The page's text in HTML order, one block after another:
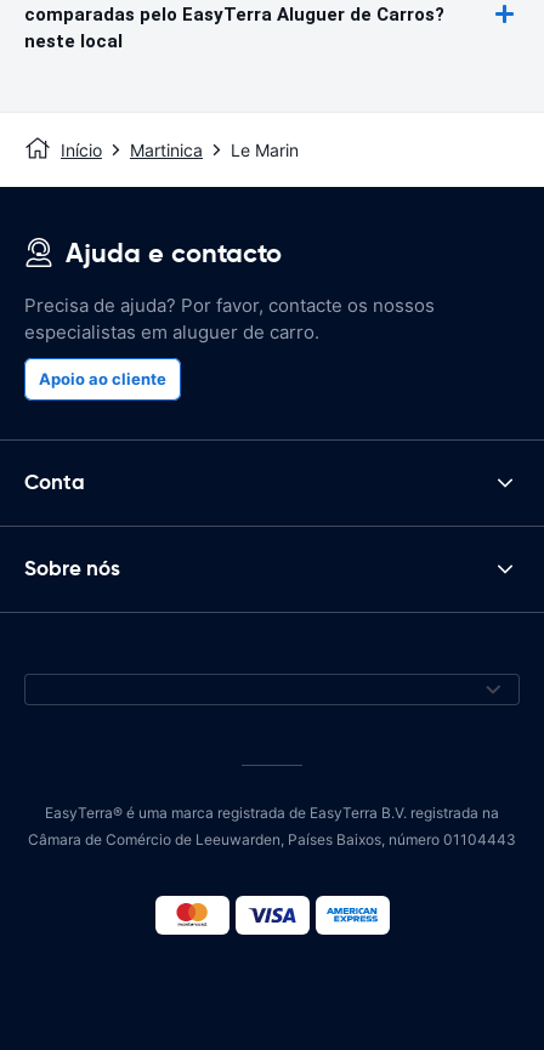
comparadas pelo EasyTerra Aluguer de Carros?
neste local
Início Martinica Le Marin
Ajuda e contacto
Precisa de ajuda? Por favor, contacte os nossos
especialistas em aluguer de carro.
Apoio ao cliente
Conta
Sobre nós
EasyTerra® é uma marca registrada de EasyTerra B.V. registrada na
Câmara de Comércio de Leeuwarden, Países Baixos, número 01104443